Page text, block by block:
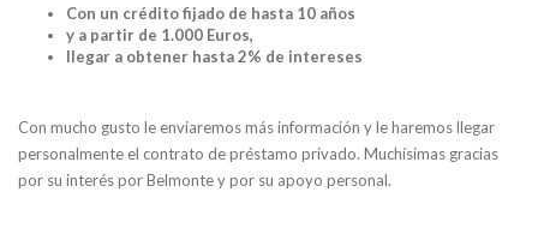
Con un crédito fijado de hasta 10 años
y a partir de 1.000 Euros,
llegar a obtener hasta 2% de intereses
Con mucho gusto le enviaremos más información y le haremos llegar
personalmente el contrato de préstamo privado. Muchísimas gracias
por su interés por Belmonte y por su apoyo personal.